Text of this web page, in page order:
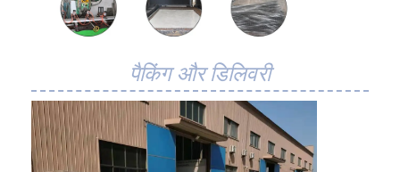
उच्च तापमान वायर मेष
खाद्य जाल बेल्ट
पैकिंग और डिलिवरी